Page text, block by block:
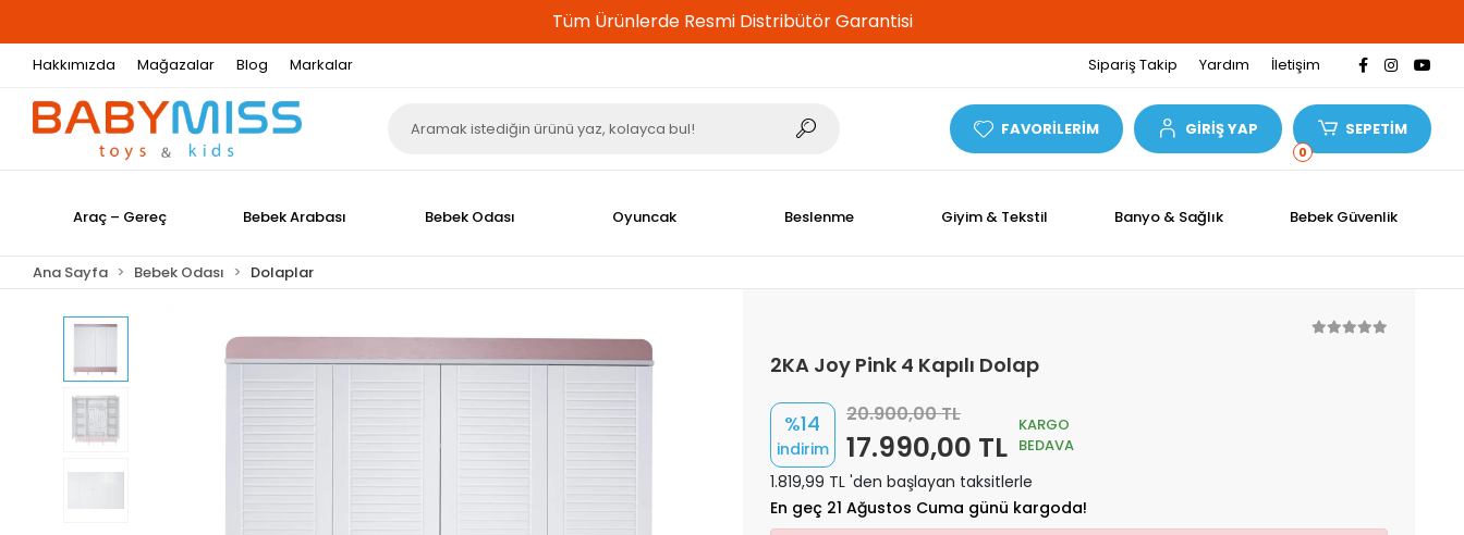
%100 Güvenli Alışveriş
Hakkımızda Mağazalar Blog Markalar Sipariş Takip Yardım İletişim
FAVORİLERİM GİRİŞ YAP
0
SEPETİM
Araç – Gereç Bebek Arabası Bebek Odası Oyuncak Beslenme Giyim & Tekstil Banyo & Sağlık Bebek Güvenlik
Ana Sayfa Bebek Odası Dolaplar
2KA Joy Pink 4 Kapılı Dolap
%14
indirim
20.900,00 TL
17.990,00 TL
KARGO
BEDAVA
1.819,99 TL 'den başlayan taksitlerle
En geç 21 Ağustos Cuma günü kargoda!